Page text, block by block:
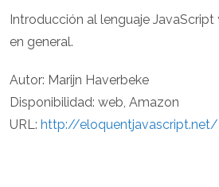
Introducción al lenguaje
en general.
Autor: Marijn Haverbeke
Disponibilidad: web, Amazon
URL: http://eloquentjavascript.net/